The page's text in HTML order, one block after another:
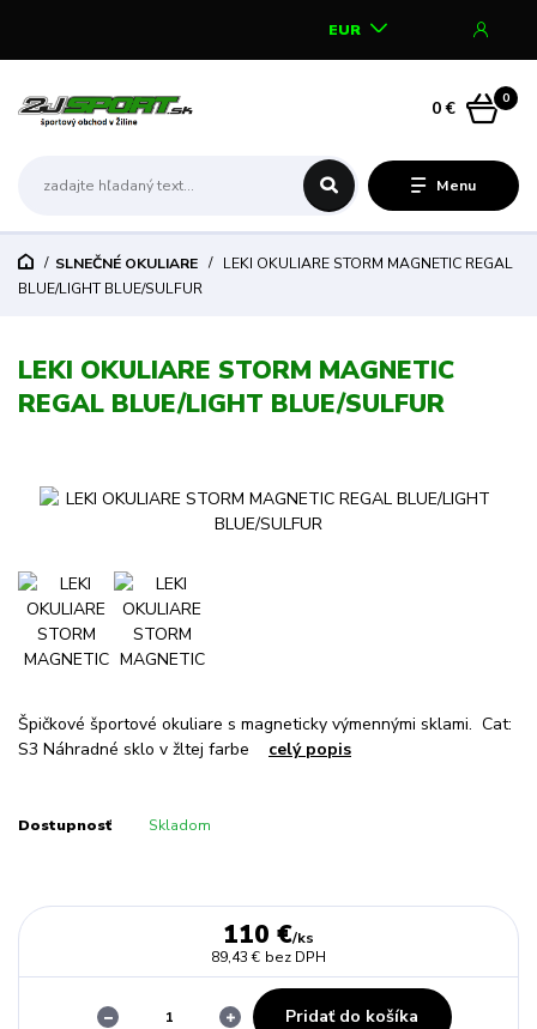
Menu
EUR
0
0 €
SLNEČNÉ OKULIARE
LEKI OKULIARE STORM MAGNETIC REGAL
BLUE/LIGHT BLUE/SULFUR
LEKI OKULIARE STORM MAGNETIC
REGAL BLUE/LIGHT BLUE/SULFUR
Špičkové športové okuliare s magneticky výmennými sklami. Cat:
S3 Náhradné sklo v žltej farbe celý popis
Dostupnosť Skladom
110 €/ks
89,43 € bez DPH
Pridať do košíka